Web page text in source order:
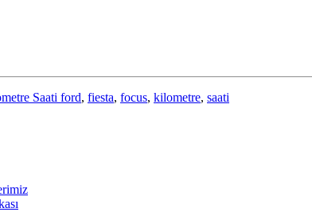
Saati ford, fiesta, focus, kilometre, saati